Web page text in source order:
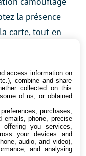
la présence
carte, tout en
Deux petits
de tous les
en priorité.
access information on
combine and share
collected on this
of us, or obtained
purchases,
emails, phone, precise
you services,
your devices and
audio, and video),
and analysing